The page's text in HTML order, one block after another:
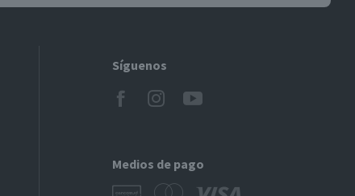
Síguenos
Medios de pago